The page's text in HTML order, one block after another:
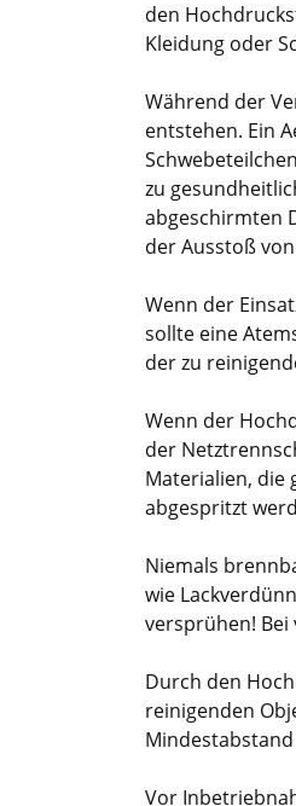
den
Kleidung oder
Während der
entstehen. Ein
zu
abgeschirmten
der Ausstoß
Wenn der
sollte eine
der zu
Wenn der
der
Materialien, die
abgespritzt
Niemals
wie
versprühen!
Durch den
reinigenden
Vor